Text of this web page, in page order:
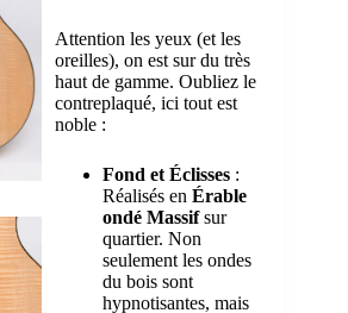
Attention les yeux (et les
oreilles), on est sur du très
haut de gamme. Oubliez le
contreplaqué, ici tout est
noble :
Fond et Éclisses:
Réalisés en Érable
ondé Massifsur
quartier. Non
seulement les ondes
du bois sont
hypnotisantes, mais